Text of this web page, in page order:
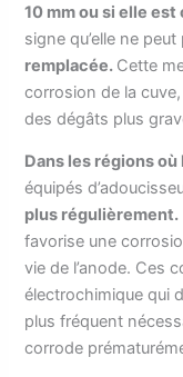
10 mm ou si elle
signe qu’elle ne
remplacée. Cette
corrosion de la
des dégâts plus
Dans les régions où
équipés
plus régulièrement.
favorise une
vie de l’anode. Ces
électrochimique qui
plus fréquent
corrode